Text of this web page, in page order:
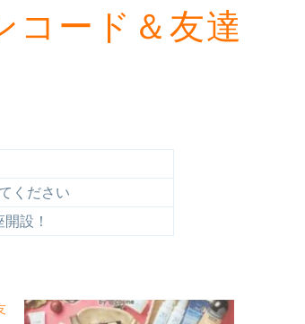
コード＆友達
ください
設！